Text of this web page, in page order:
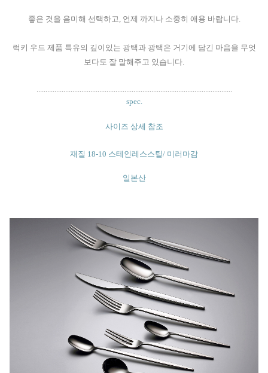
좋은 것을 음미해 선택하고, 언제 까지나 소중히 애용 바랍니다.
럭키 우드 제품 특유의 깊이있는 광택과 광택은 거기에 담긴 마음을 무엇
보다도 잘 말해주고 있습니다.
spec.
사이즈 상세 참조
재질 18-10 스테인레스스틸/ 미러마감
일본산